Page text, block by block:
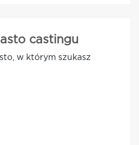
castingu
w którym szukasz